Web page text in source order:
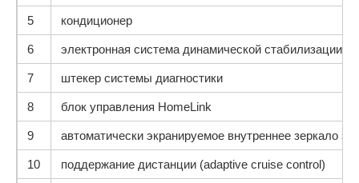
5 кондиционер
6 электронная система динамической стабилизации
7 штекер системы диагностики
8 блок управления HomeLink
9 автоматически экранируемое внутреннее зеркало
10 поддержание дистанции (adaptive cruise control)